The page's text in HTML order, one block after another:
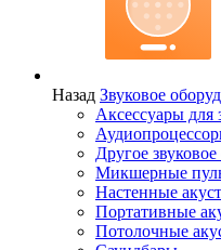
Назад Звуковое
Аксессуары для
Другое
Микшерные
Настенные
Портативные
Потолочные